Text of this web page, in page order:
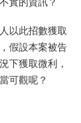
實的資訊？
以此招數獲取
假設本案被告
下獲取微利，
可觀呢？